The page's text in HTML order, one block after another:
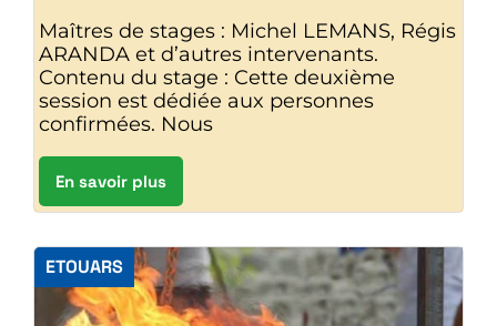
Maîtres de stages : Michel LEMANS, Régis
ARANDA et d’autres intervenants.
Contenu du stage : Cette deuxième
session est dédiée aux personnes
confirmées. Nous
En savoir plus
ETOUARS